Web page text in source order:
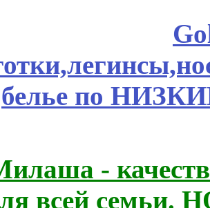
белье по
-
всей семьи.